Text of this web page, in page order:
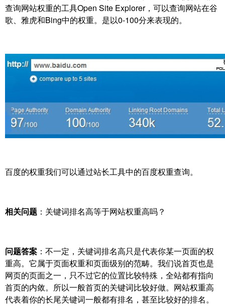
查询网站权重的工具Open Site Explorer，可以查询网站在谷
歌、雅虎和Bing中的权重。是以0-100分来表现的。
百度的权重我们可以通过站长工具中的百度权重查询。
相关问题 ：关键词排名高等于网站权重高吗？
问题答案 ：不一定，关键词排名高只是代表你某一页面的权
重高。它属于页面权重和页面级别的范畴。我们说首页也是
网页的页面之一，只不过它的位置比较特殊，全站都有指向
首页的内敛。所以一般首页的关键词比较好做。网站权重高
代表着你的长尾关键词一般都有排名，甚至比较好的排名。